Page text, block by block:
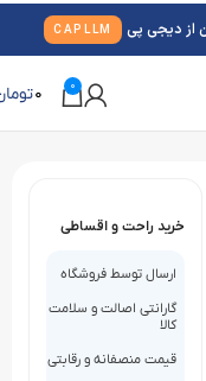
0
0
خرید راحت و اقساطی
ارسال توسط فروشگاه
گارانتی اصالت و سلامت
کالا
قیمت منصفانه و رقابتی
CAPLLM